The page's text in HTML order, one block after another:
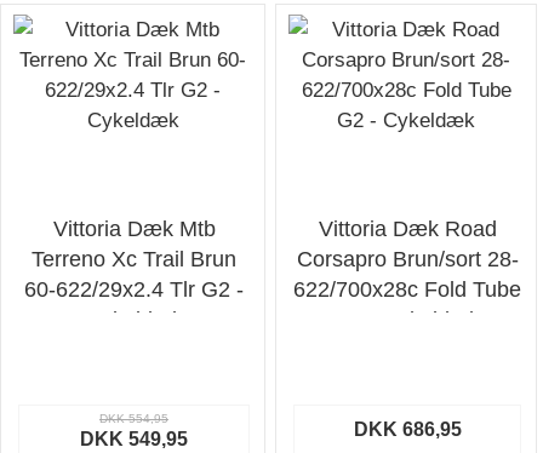
Vittoria Dæk Mtb
Terreno Xc Trail Brun
60-622/29x2.4 Tlr G2 -
Cykeldæk
DKK 554,95
DKK 549,95
Vittoria Dæk Road
Corsapro Brun/sort 28-
622/700x28c Fold Tube
G2 - Cykeldæk
DKK 686,95